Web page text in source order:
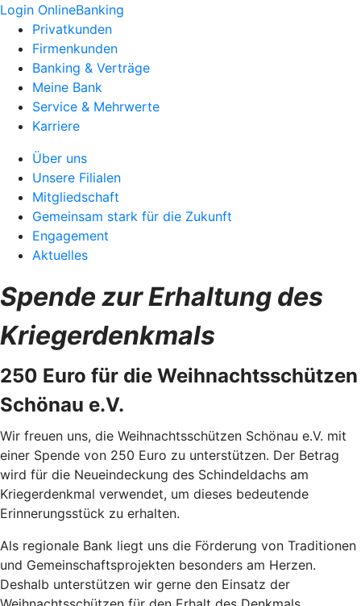
Login OnlineBanking
Privatkunden
Firmenkunden
Banking & Verträge
Meine Bank
Service & Mehrwerte
Karriere
Über uns
Unsere Filialen
Mitgliedschaft
Gemeinsam stark für die Zukunft
Engagement
Aktuelles
Spende zur Erhaltung des
Kriegerdenkmals
250 Euro für die Weihnachtsschützen
Schönau e.V.
Wir freuen uns, die Weihnachtsschützen Schönau e.V. mit
einer Spende von 250 Euro zu unterstützen. Der Betrag
wird für die Neueindeckung des Schindeldachs am
Kriegerdenkmal verwendet, um dieses bedeutende
Erinnerungsstück zu erhalten.
Als regionale Bank liegt uns die Förderung von Traditionen
und Gemeinschaftsprojekten besonders am Herzen.
Deshalb unterstützen wir gerne den Einsatz der